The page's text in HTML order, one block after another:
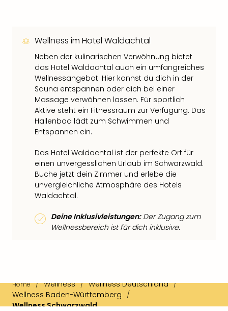
Wellness im Hotel Waldachtal
Neben der kulinarischen Verwöhnung bietet
das Hotel Waldachtal auch ein umfangreiches
Wellnessangebot. Hier kannst du dich in der
Sauna entspannen oder dich bei einer
Massage verwöhnen lassen. Für sportlich
Aktive steht ein Fitnessraum zur Verfügung. Das
Hallenbad lädt zum Schwimmen und
Entspannen ein.
Das Hotel Waldachtal ist der perfekte Ort für
einen unvergesslichen Urlaub im Schwarzwald.
Buche jetzt dein Zimmer und erlebe die
unvergleichliche Atmosphäre des Hotels
Waldachtal.
Deine Inklusivleistungen:Der Zugang zum
Wellnessbereich ist für dich inklusive.
Home / Wellness / Wellness Deutschland /
Wellness Baden-Württemberg /
Wellness Schwarzwald